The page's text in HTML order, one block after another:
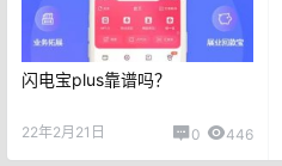
闪电宝plus靠谱吗？
22年2月21日 0 446